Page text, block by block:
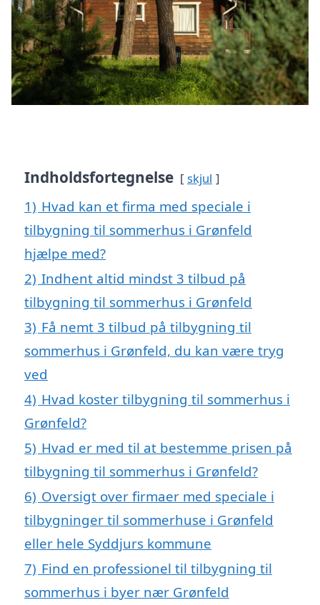
Indholdsfortegnelse skjul
1) Hvad kan et firma med speciale i
tilbygning til sommerhus i Grønfeld
hjælpe med?
2) Indhent altid mindst 3 tilbud på
tilbygning til sommerhus i Grønfeld
3) Få nemt 3 tilbud på tilbygning til
sommerhus i Grønfeld, du kan være tryg
ved
4) Hvad koster tilbygning til sommerhus i
Grønfeld?
5) Hvad er med til at bestemme prisen på
tilbygning til sommerhus i Grønfeld?
6) Oversigt over firmaer med speciale i
tilbygninger til sommerhuse i Grønfeld
eller hele Syddjurs kommune
7) Find en professionel til tilbygning til
sommerhus i byer nær Grønfeld